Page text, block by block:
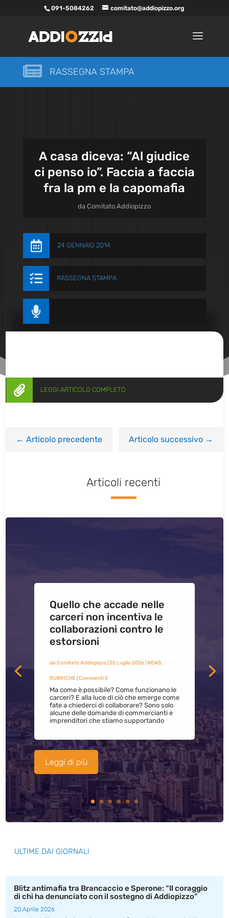
091-5084262 comitato@addiopizzo.org
 RASSEGNA STAMPA
A casa diceva: “Al giudice
ci penso io”. Faccia a faccia
fra la pm e la capomafia
daComitato Addiopizzo
 24 GENNAIO 2014
 RASSEGNA STAMPA

 LEGGI ARTICOLO COMPLETO
←Articolo precedente Articolo successivo→
Articoli recenti
Quello che accade nelle
carceri non incentiva le
collaborazioni contro le
estorsioni
da Comitato Addiopizzo| 25 Luglio 2026| NEWS,
RUBRICHE| Commenti 0
Ma come è possibile? Come funzionano le
carceri? E alla luce di ciò che emerge come
fate a chiederci di collaborare? Sono solo
alcune delle domande di commercianti e
imprenditori che stiamo supportando
Leggi di più
ULTIME DAI GIORNALI
Blitz antimafia tra Brancaccio e Sperone: “Il coraggio
di chi ha denunciato con il sostegno di Addiopizzo”
20 Aprile 2026